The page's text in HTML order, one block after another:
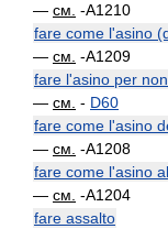
— см. -A1210
fare come l'asino
— см. -A1209
fare l'asino per
— см. - D60
fare come l'asino
— см. -A1208
fare come l'asino
— см. -A1204
fare assalto